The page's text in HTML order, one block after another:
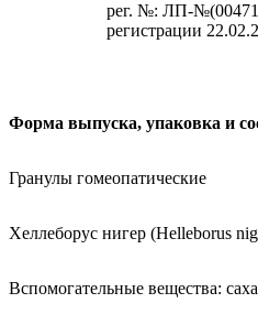
рег. №: ЛП-
регистрации
Форма выпуска, упаковка и
Гранулы гомеопатические
Хеллеборус нигер (Helleborus
Вспомогательные вещества: